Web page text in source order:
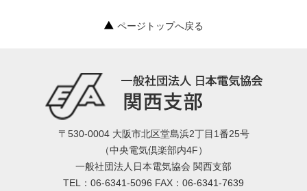
ページトップへ戻る
〒530-0004 大阪市北区堂島浜2丁目1番25号
（中央電気倶楽部内4F）
一般社団法人日本電気協会 関西支部
TEL：06-6341-5096 FAX：06-6341-7639